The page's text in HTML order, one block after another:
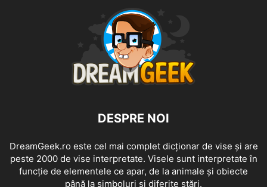
DESPRE NOI
DreamGeek.ro este cel mai complet dicționar de vise și are
peste 2000 de vise interpretate. Visele sunt interpretate în
funcție de elementele ce apar, de la animale și obiecte
până la simboluri și diferite stări.